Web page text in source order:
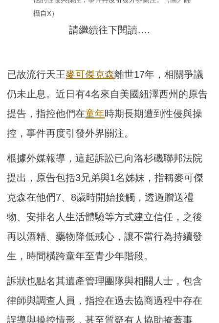
攝自X）
請繼續往下閱讀….
已故流行天王麥可傑克森離世17年，相關爭議
仍未止息。近日有4名來自美國紐澤西州的原告
提告，指控他們在童年時期長期遭到性侵與操
控，事件再度引發外界關注。
根據外媒報導，這起訴訟已向洛杉磯聯邦法院
提出，原告包括3兄弟與1名姊妹，指稱麥可傑
克森在他們7、8歲時開始接觸，透過贈送禮
物、安排名人生活體驗等方式建立信任，之後
再以酒精、藥物降低戒心，讓不當行為持續發
生，時間橫跨童年至青少年階段。
訴狀也點名其遺產管理團隊與相關人士，包含
律師與調查人員，指控在過去協商過程中存在
誤導與操控情形，甚至質疑有人協助掩蓋事